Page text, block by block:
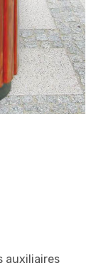
auxiliaires